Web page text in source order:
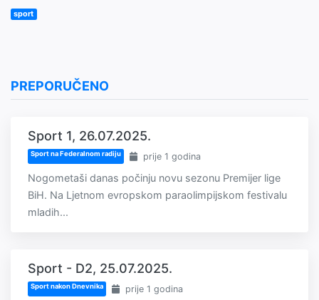
sport
PREPORUČENO
Sport 1, 26.07.2025.
Sport na Federalnom radiju prije 1 godina
Nogometaši danas počinju novu sezonu Premijer lige
BiH. Na Ljetnom evropskom paraolimpijskom festivalu
mladih...
Sport - D2, 25.07.2025.
Sport nakon Dnevnika prije 1 godina